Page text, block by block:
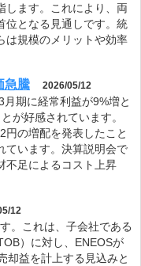
します。これにより、両
位となる見通しです。統
は規模のメリットや効率
急騰 2026/05/12
期に経常利益が9%増と
が好感されています。
円の増配を発表したこと
ています。決算説明会で
不足によるコスト上昇
12
。これは、子会社である
）に対し、ENEOSが
却益を計上する見込みと